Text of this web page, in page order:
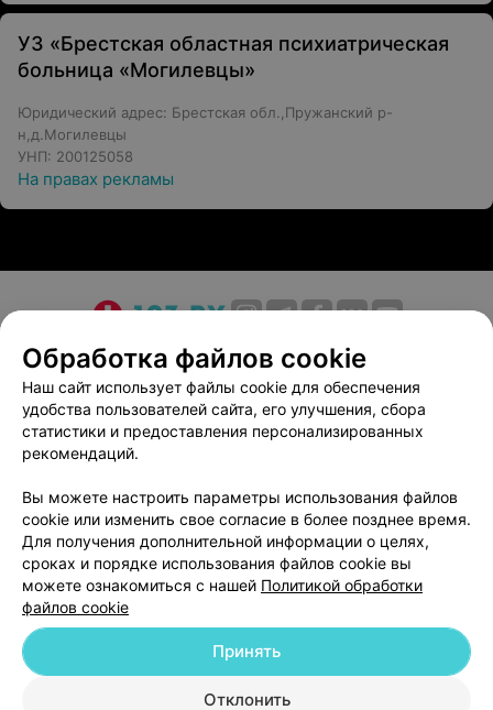
УЗ «Брестская областная психиатрическая
больница «Могилевцы»
Юридический адрес: Брестская обл.,Пружанский р-
н,д.Могилевцы
УНП: 200125058
На правах рекламы
О проекте Новости проекта
Размещение рекламы
Медицинский маркетинг
Публичный договор
Пользовательское соглашение
Способы оплаты
Вакансии
Партнеры
Написать в поддержку
Персональные настройки cookie
Обработка персональных данных
Обработка файлов cookie
Наш сайт использует файлы cookie для обеспечения
удобства пользователей сайта, его улучшения, сбора
статистики и предоставления персонализированных
рекомендаций.
Вы можете настроить параметры использования файлов
cookie или изменить свое согласие в более позднее время.
Для получения дополнительной информации о целях,
сроках и порядке использования файлов cookie вы
можете ознакомиться с нашей Политикой обработки
файлов cookie
Отклонить
Принять